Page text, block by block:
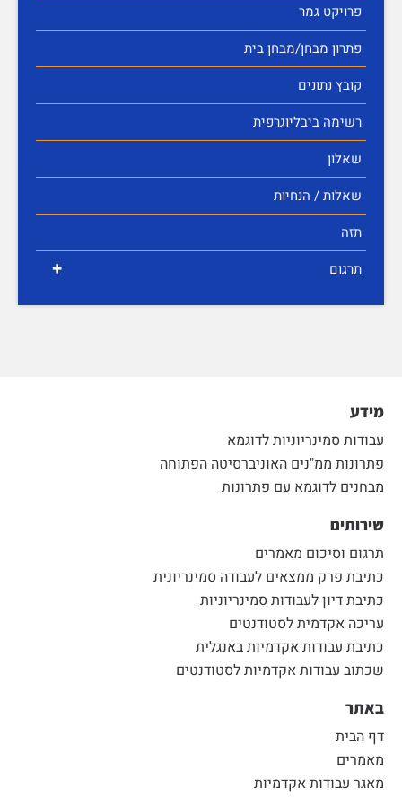
פרויקט גמר
פתרון מבחן/מבחן בית
קובץ נתונים
רשימה ביבליוגרפית
שאלון
שאלות / הנחיות
תזה
+ תרגום
מידע
עבודות סמינריוניות לדוגמא
פתרונות ממ"נים האוניברסיטה הפתוחה
מבחנים לדוגמא עם פתרונות
שירותים
תרגום וסיכום מאמרים
כתיבת פרק ממצאים לעבודה סמינריונית
כתיבת דיון לעבודות סמינריוניות
עריכה אקדמית לסטודנטים
כתיבת עבודות אקדמיות באנגלית
שכתוב עבודות אקדמיות לסטודנטים
באתר
דף הבית
מאמרים
מאגר עבודות אקדמיות